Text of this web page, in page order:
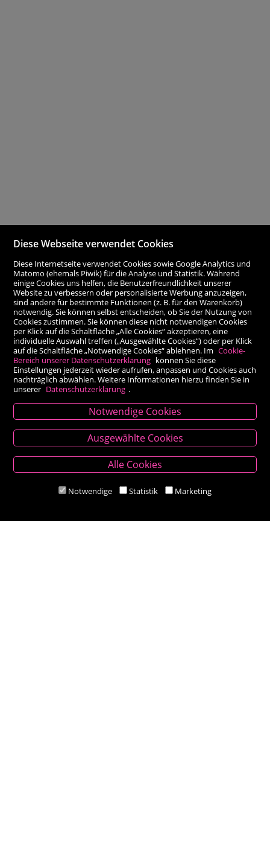
Kontakt
Besold Buch-Papier
Hauptplatz 14, 9300 St. Veit an der Glan
M:bestellung@besold.at
Diese Webseite verwendet Cookies
Diese Internetseite verwendet Cookies sowie Google Analytics und
Matomo (ehemals Piwik) für die Analyse und Statistik. Während
einige Cookies uns helfen, die Benutzerfreundlichkeit unserer
Website zu verbessern oder personalisierte Werbung anzuzeigen,
sind andere für bestimmte Funktionen (z. B. für den Warenkorb)
notwendig. Sie können selbst entscheiden, ob Sie der Nutzung von
Cookies zustimmen. Sie können diese nicht notwendigen Cookies
per Klick auf die Schaltfläche „Alle Cookies“ akzeptieren, eine
individuelle Auswahl treffen („Ausgewählte Cookies“) oder per Klick
auf die Schaltfläche „Notwendige Cookies“ ablehnen. Im Cookie-
Bereich unserer Datenschutzerklärung können Sie diese
Einstellungen jederzeit wieder aufrufen, anpassen und Cookies auch
nachträglich abwählen. Weitere Informationen hierzu finden Sie in
unserer Datenschutzerklärung .
Notwendige Cookies
Ausgewählte Cookies
Alle Cookies
Notwendige Statistik Marketing